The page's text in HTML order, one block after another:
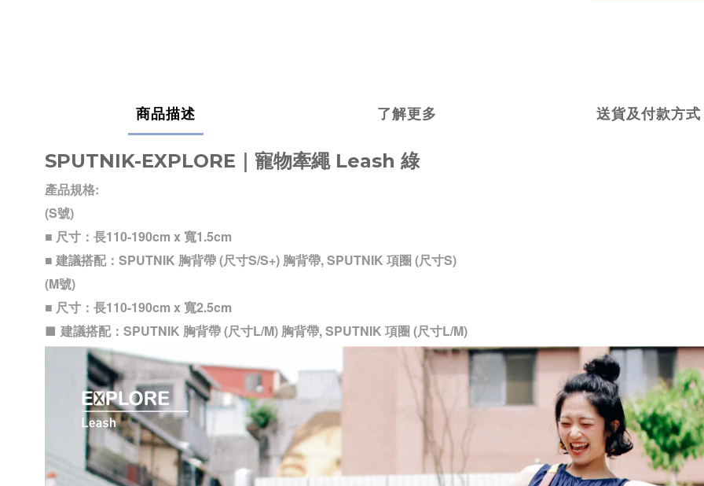
商品描述 了解更多 送貨及付款方式
SPUTNIK-EXPLORE｜寵物牽繩 Leash 綠
產品規格:
(S號)
■ 尺寸：長110-190cm x 寬1.5cm
■ 建議搭配：SPUTNIK 胸背帶 (尺寸S/S+) 胸背帶, SPUTNIK 項圈 (尺寸S)
(M號)
■ 尺寸：長110-190cm x 寬2.5cm
■ 建議搭配：SPUTNIK 胸背帶 (尺寸L/M) 胸背帶, SPUTNIK 項圈 (尺寸L/M)